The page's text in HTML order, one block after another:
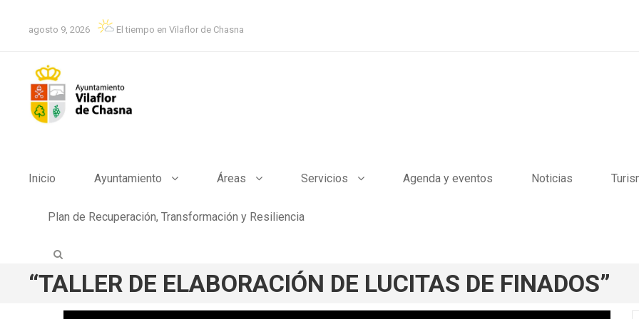
agosto 9, 2026 El tiempo en Vilaflor de Chasna
Inicio Ayuntamiento Áreas Servicios Agenda y eventos Noticias
Plan de Recuperación, Transformación y Resiliencia
“TALLER DE ELABORACIÓN DE LUCITAS DE FINADOS”